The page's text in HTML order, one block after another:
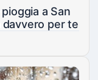
a San
davvero per te